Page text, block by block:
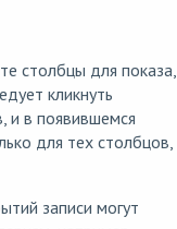
столбцы для показа,
кликнуть
и в появившемся
для тех столбцов,
записи могут